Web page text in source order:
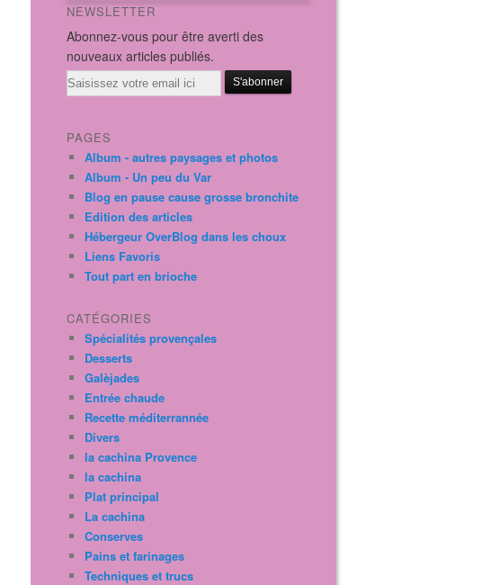
NEWSLETTER
Abonnez-vous pour être averti des
nouveaux articles publiés.
Email
PAGES
Album - autres paysages et photos
Album - Un peu du Var
Blog en pause cause grosse bronchite
Edition des articles
Hébergeur OverBlog dans les choux
Liens Favoris
Tout part en brioche
CATÉGORIES
Spécialités provençales
Desserts
Galèjades
Entrée chaude
Recette méditerrannée
Divers
la cachina Provence
la cachina
Plat principal
La cachina
Conserves
Pains et farinages
Techniques et trucs